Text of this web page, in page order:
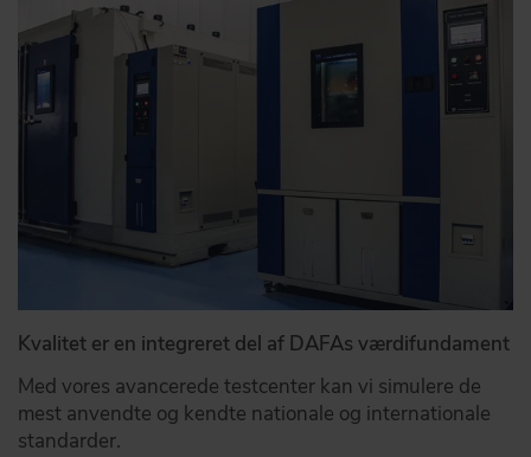
Kvalitet er en integreret del af DAFAs værdifundament
Med vores avancerede testcenter kan vi simulere de
mest anvendte og kendte nationale og internationale
standarder.